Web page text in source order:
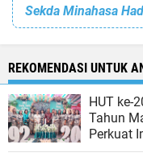
REKOMENDASI UNTUK
HUT ke-
Tahun
Perkuat